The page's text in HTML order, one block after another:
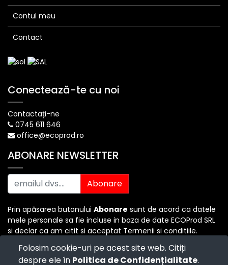
Folosim cookie-uri pe acest site web. Citiți
despre ele în Politica de Confidențialitate.
Contul meu
Contact
Conectează-te cu noi
Contactați-ne
0745 611 646
office@ecoprod.ro
ABONARE NEWSLETTER
Abonare
Prin apăsarea butonului Abonare sunt de acord ca datele
mele personale sa fie incluse in baza de date ECOProd SRL
si declar ca am citit si acceptat Termenii si conditiile.
Copyright © ECO PROD SRL -Termenii si Conditiile